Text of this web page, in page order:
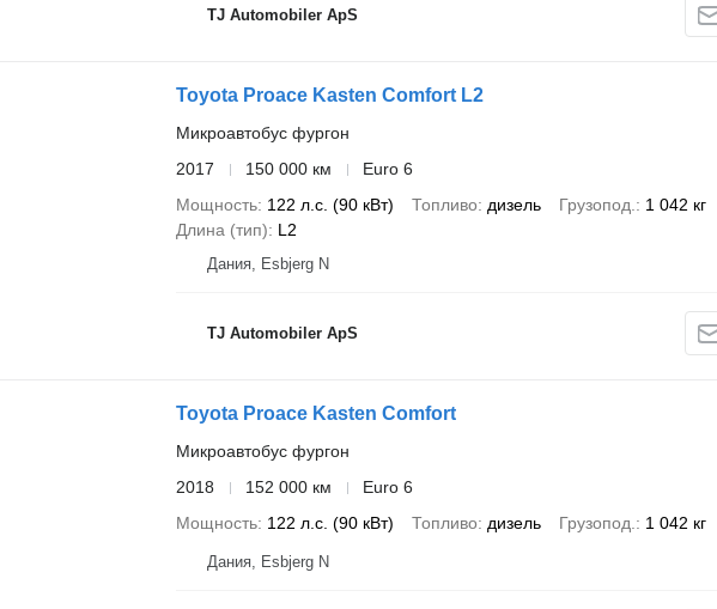
TJ Automobiler ApS
Toyota Proace Kasten Comfort L2
Микроавтобус фургон
2017
150 000 км
Euro 6
Мощность 122 л.с. (90 кВт) Топливо дизель Грузопод. 1 042 кг
Длина (тип)
L2
Дания, Esbjerg N
TJ Automobiler ApS
Toyota Proace Kasten Comfort
Микроавтобус фургон
2018
152 000 км
Euro 6
Мощность 122 л.с. (90 кВт) Топливо дизель Грузопод. 1 042 кг
Дания, Esbjerg N